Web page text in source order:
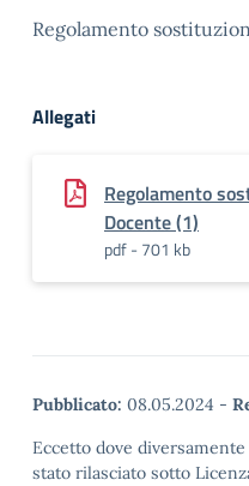
Regolamento
Allegati
Regolamento
Docente (1)
pdf - 701 kb
Pubblicato: 08.05.2024 -
Eccetto dove
stato rilasciato sotto